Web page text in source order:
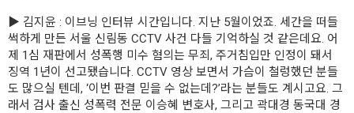
▶ 김지윤 : 이브닝 인터뷰 시간입니다. 지난 5월이었죠. 세간을 떠들
썩하게 만든 서울 신림동 CCTV 사건 다들 기억하실 것 같은데요. 어
제 1심 재판에서 성폭행 미수 혐의는 무죄, 주거침입만 인정이 돼서
징역 1년이 선고됐습니다. CCTV 영상 보면서 가슴이 철렁했던 분들
도 많으실 텐데, ‘이번 판결 믿을 수 없는데?’라는 분들도 계시고요. 그
래서 검사 출신 성폭력 전문 이승혜 변호사, 그리고 곽대경 동국대 경